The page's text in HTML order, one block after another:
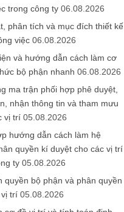
trong công ty 06.08.2026
phân tích và mục đích thiết kế
việc 06.08.2026
và hướng dẫn cách làm cơ
bộ phận nhanh 06.08.2026
ma trận phối hợp phê duyệt,
nhận thông tin và tham mưu
vị trí 05.08.2026
hướng dẫn cách làm hệ
quyền kí duyệt cho các vị trí
ty 05.08.2026
quyền bộ phận và phân quyền
trí 05.08.2026